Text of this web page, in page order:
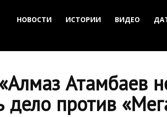
НОВОСТИ ИСТОРИИ ВИДЕО
Атамбаев
дело против